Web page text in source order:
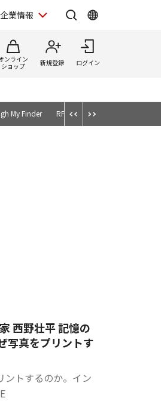
企業情報
ンライン
ショップ
新規登録 ログイン
My Finder RFレンズ、買ってもいいですか
西野壮平 記憶の
写真をプリントす
ントするのか。イン